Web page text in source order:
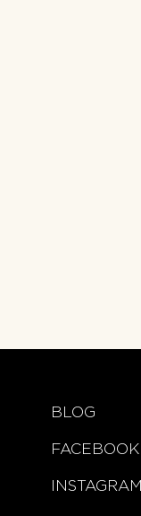
BLOG
FACEBOOK
INSTAGRAM